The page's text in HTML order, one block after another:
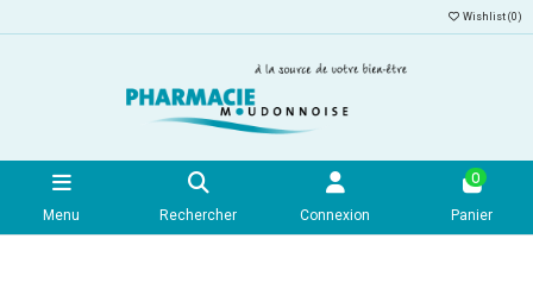
Wishlist (0)
Menu Rechercher Connexion
0
Panier